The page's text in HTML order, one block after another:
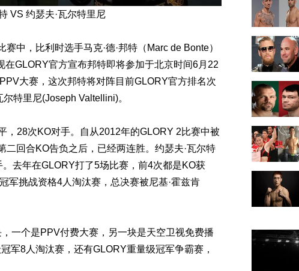
VS 约瑟夫·瓦尔特里尼
，比利时选手马克·德·邦特（Marc de Bonte）
GLORY官方宣布邦特即将参加于北京时间6月22
大赛，这次邦特将对阵目前GLORY官方排名次
特里尼(Joseph Valtellini)。
28次KO对手。自从2012年的GLORY 2比赛中被
二回合KO告负之后，已经两连胜。约瑟夫·瓦尔特
去年在GLORY打了5场比赛，前4次都是KO获
军挑战资格4人淘汰赛，总决赛被尼基·霍兹肯
个是PPV付费大赛，另一块是天空卫视免费播
军8人淘汰赛，还有GLORY重量级冠军争霸赛，